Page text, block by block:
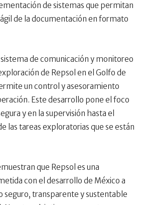
de sistemas que permitan
de la documentación en formato
de comunicación y monitoreo
de Repsol en el Golfo de
un control y asesoramiento
Este desarrollo pone el foco
y en la supervisión hasta el
las tareas exploratorias que se están
que Repsol es una
con el desarrollo de México a
seguro, transparente y sustentable